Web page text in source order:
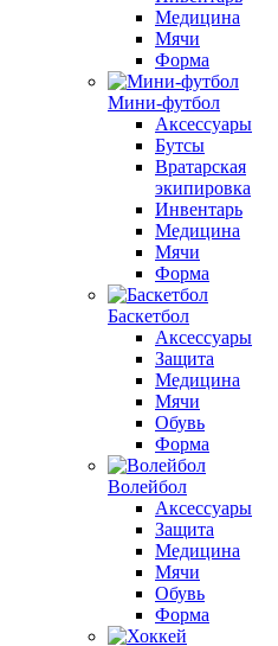
Медицина
Мячи
Форма
Мини-футбол
Аксессуары
Бутсы
Вратарская
экипировка
Инвентарь
Медицина
Мячи
Форма
Баскетбол
Аксессуары
Защита
Медицина
Мячи
Обувь
Форма
Волейбол
Аксессуары
Защита
Медицина
Мячи
Обувь
Форма